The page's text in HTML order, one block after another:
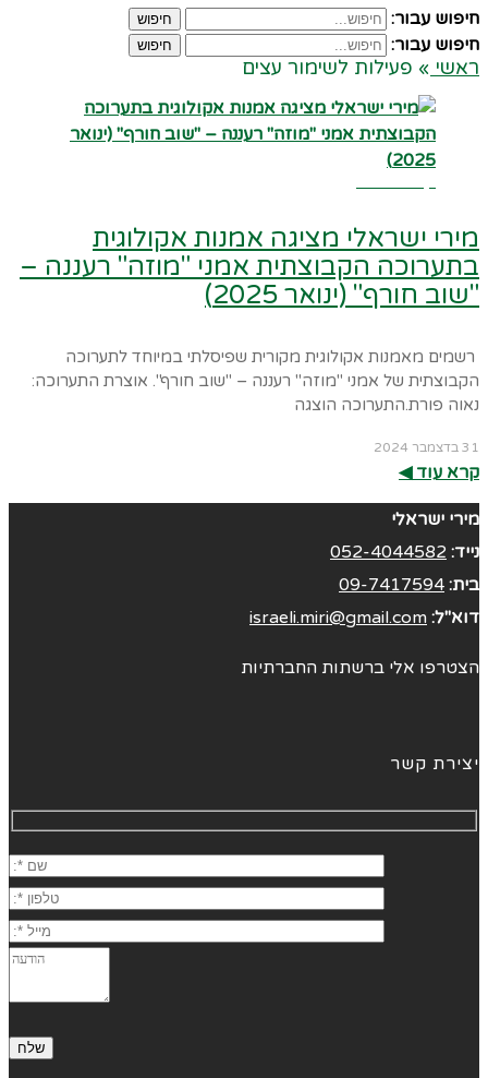
חיפוש עבור: חיפוש
חיפוש עבור: חיפוש
ראשי » פעילות לשימור עצים
מירי ישראלי מציגה אמנות אקולוגית
בתערוכה הקבוצתית אמני "מוזה" רעננה –
"שוב חורף" (ינואר 2025)
רשמים מאמנות אקולוגית מקורית שפיסלתי במיוחד לתערוכה
הקבוצתית של אמני "מוזה" רעננה – "שוב חורף". אוצרת התערוכה:
נאוה פורת.התערוכה הוצגה
31 בדצמבר 2024
קרא עוד ◀︎
מירי ישראלי
נייד: 052-4044582
בית: 09-7417594
דוא"ל: israeli.miri@gmail.com
הצטרפו אלי ברשתות החברתיות
יצירת קשר